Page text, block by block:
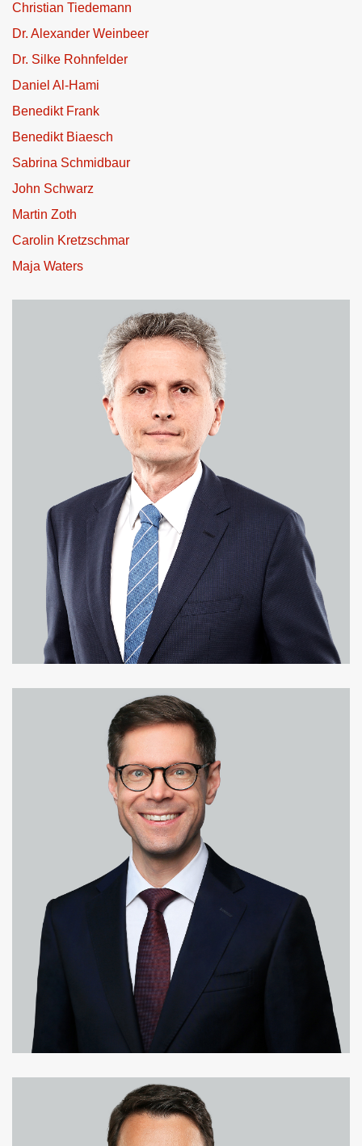
Christian Tiedemann
Dr. Alexander Weinbeer
Dr. Silke Rohnfelder
Daniel Al-Hami
Benedikt Frank
Benedikt Biaesch
Sabrina Schmidbaur
John Schwarz
Martin Zoth
Carolin Kretzschmar
Maja Waters